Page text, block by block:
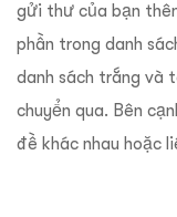
gửi thư của bạn
phần trong danh
danh sách trắng và
chuyển qua. Bên
đề khác nhau hoặc